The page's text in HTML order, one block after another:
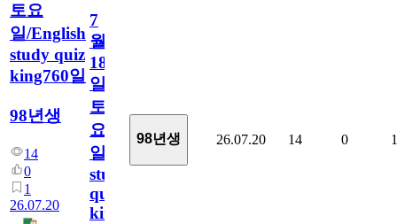
토요
일/English
study quiz
king760일
98년생
14
0
1
26.07.20
7
월
18
일
토
요
일/English
study
quiz
king760
98년생 26.07.20 14 0 1